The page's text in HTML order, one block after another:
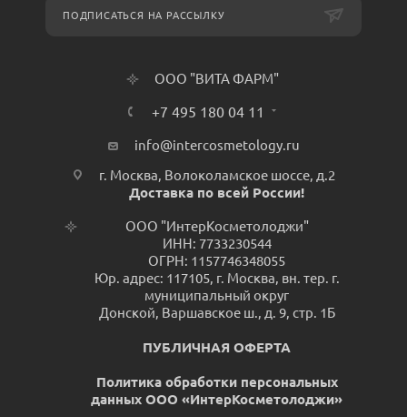
ПОДПИСАТЬСЯ НА РАССЫЛКУ
ООО "ВИТА ФАРМ"
+7 495 180 04 11
info@intercosmetology.ru
г. Москва, Волоколамское шоссе, д.2
Доставка по всей России!
ООО "ИнтерКосметолоджи"
ИНН: 7733230544
ОГРН: 1157746348055
Юр. адрес: 117105, г. Москва, вн. тер. г.
муниципальный округ
Донской, Варшавское ш., д. 9, стр. 1Б
ПУБЛИЧНАЯ ОФЕРТА
Политика обработки персональных
данных ООО «ИнтерКосметолоджи»